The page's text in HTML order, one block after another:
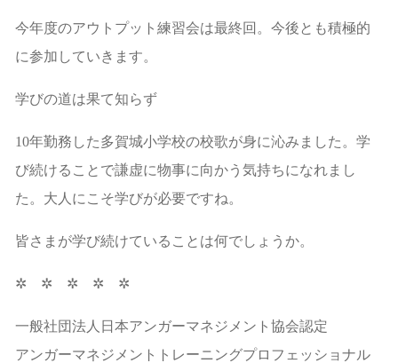
今年度のアウトプット練習会は最終回。今後とも積極的
に参加していきます。
学びの道は果て知らず
10年勤務した多賀城小学校の校歌が身に沁みました。学
び続けることで謙虚に物事に向かう気持ちになれまし
た。大人にこそ学びが必要ですね。
皆さまが学び続けていることは何でしょうか。
✲ ✲ ✲ ✲ ✲
一般社団法人日本アンガーマネジメント協会認定
アンガーマネジメントトレーニングプロフェッショナル